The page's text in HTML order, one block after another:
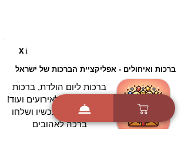
Xi
ברכות ואיחולים - אפליקציית הברכות של ישראל
ברכות ליום הולדת, ברכות
לחגים, ברכות לאירועים ועוד!
הורידו בחינם עכשיו ושלחו
ברכה לאהובים